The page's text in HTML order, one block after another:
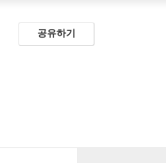
공유하기